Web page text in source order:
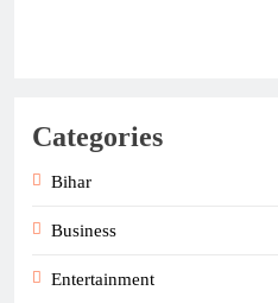
Categories
Bihar
Business
Entertainment